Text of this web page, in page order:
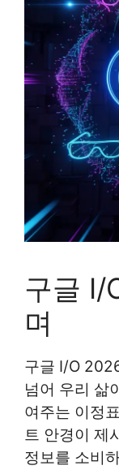
구글 I/
며
구글 I/O
넘어 우리 삶
여주는 이정
트 안경이 제
정보를 소비